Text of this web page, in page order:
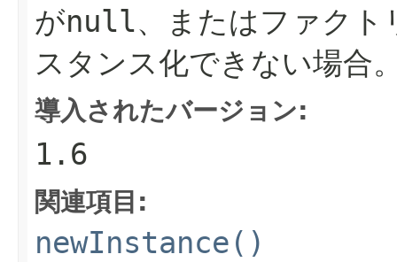
がnull、またはファク
スタンス化できない場合
導入されたバージョン:
1.6
関連項目:
newInstance()